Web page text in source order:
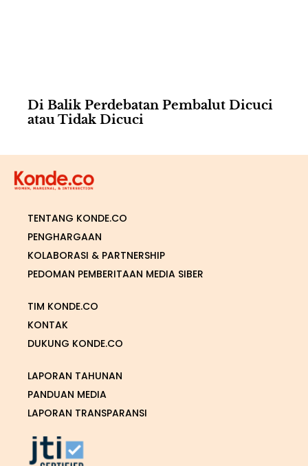
Di Balik Perdebatan Pembalut Dicuci
atau Tidak Dicuci
TENTANG KONDE.CO
PENGHARGAAN
KOLABORASI & PARTNERSHIP
PEDOMAN PEMBERITAAN MEDIA SIBER
TIM KONDE.CO
KONTAK
DUKUNG KONDE.CO
LAPORAN TAHUNAN
PANDUAN MEDIA
LAPORAN TRANSPARANSI